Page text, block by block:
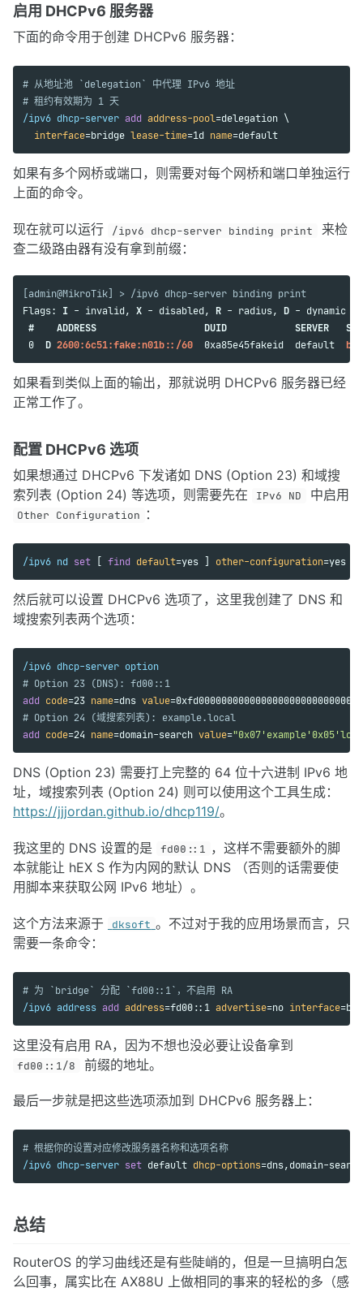
启用 DHCPv6 服务器
下面的命令用于创建 DHCPv6 服务器：
# 从地址池 `delegation` 中代理 IPv6 地址
# 租约有效期为 1 天
/ipv6 dhcp-server add address-pool=delegation \
interface=bridge lease-time=1d name=default
如果有多个网桥或端口，则需要对每个网桥和端口单独运行
上面的命令。
现在就可以运行 /ipv6 dhcp-server binding print
来检
查二级路由器有没有拿到前缀：
[admin@MikroTik] > /ipv6 dhcp-server binding print
Flags: I - invalid, X - disabled, R - radius, D - dynamic
#    ADDRESS                   DUID            SERVER
0 D 2600:6c51:fake:n01b::/60
  0xa85e45fakeid  default
如果看到类似上面的输出，那就说明 DHCPv6 服务器已经
正常工作了。
配置 DHCPv6 选项
如果想通过 DHCPv6 下发诸如 DNS (Option 23) 和域搜
索列表 (Option 24) 等选项，则需要先在
IPv6 ND 中启用
Other Configuration ：
/ipv6 nd set find default=yes ] other-configuration=yes
然后就可以设置 DHCPv6 选项了，这里我创建了 DNS 和
域搜索列表两个选项：
/ipv6 dhcp-server option
# Option 23 (DNS): fd00::1
add code=23 name=dns value
# Option 24 (域搜索列表): example.local
add code=24 name=domain-search value=
DNS (Option 23) 需要打上完整的 64 位十六进制 IPv6 地
址，域搜索列表 (Option 24) 则可以使用这个工具生成：
https://jjjordan.github.io/dhcp119/。
我这里的 DNS 设置的是 fd00::1
，这样不需要额外的脚
本就能让 hEX S 作为内网的默认 DNS （否则的话需要使
用脚本来获取公网 IPv6 地址）。
这个方法来源于 dksoft 。不过对于我的应用场景而言，只
需要一条命令：
# 为 `bridge` 分配 `fd00::1`，不启用 RA
/ipv6 address add address=fd00::1 advertise=no interface
这里没有启用 RA，因为不想也没必要让设备拿到
fd00::1/8 前缀的地址。
最后一步就是把这些选项添加到 DHCPv6 服务器上：
# 根据你的设置对应修改服务器名称和选项名称
/ipv6 dhcp-server set default dhcp-options=dns,domain-search
总结
RouterOS 的学习曲线还是有些陡峭的，但是一旦搞明白怎
么回事，属实比在 AX88U 上做相同的事来的轻松的多（感